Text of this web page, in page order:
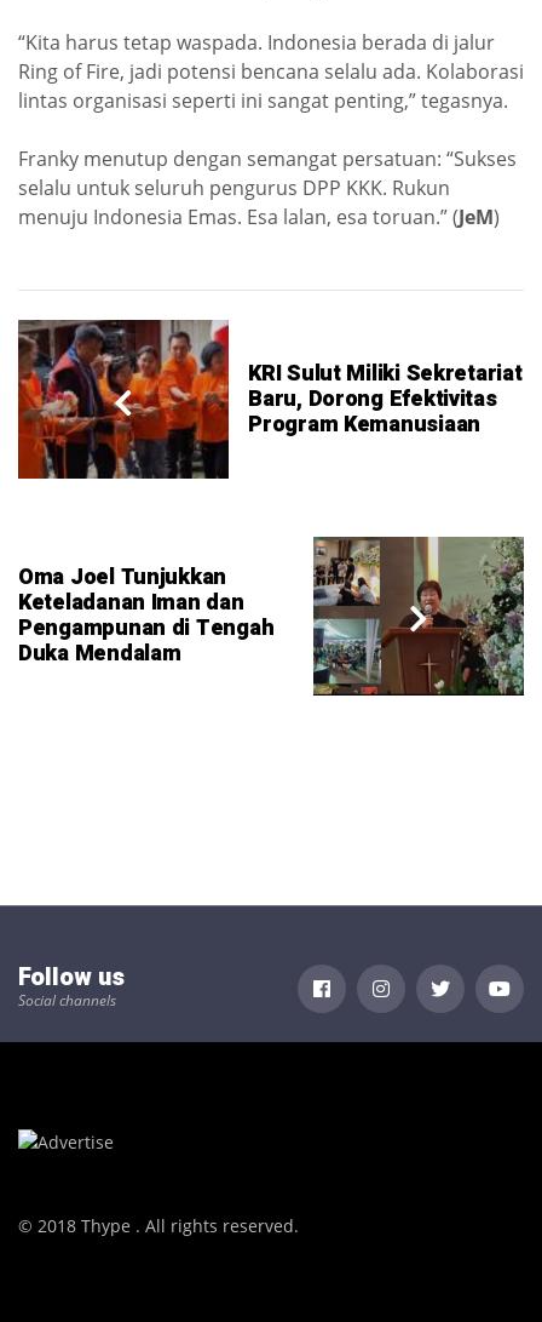
“Kita harus tetap waspada. Indonesia berada di jalur
Ring of Fire, jadi potensi bencana selalu ada. Kolaborasi
lintas organisasi seperti ini sangat penting,” tegasnya.
Franky menutup dengan semangat persatuan: “Sukses
selalu untuk seluruh pengurus DPP KKK. Rukun
menuju Indonesia Emas. Esa lalan, esa toruan.” (JeM)
KRI Sulut Miliki Sekretariat
Baru, Dorong Efektivitas
Program Kemanusiaan
Oma Joel Tunjukkan
Keteladanan Iman dan
Pengampunan di Tengah
Duka Mendalam
Follow us
Social channels
© 2018 Thype . All rights reserved.